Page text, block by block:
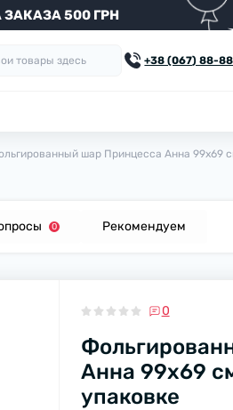
500 ГРН
+38 (067) 88-
шар Принцесса Анна 99х69
0 Рекомендуем
0
Анна 99х69
упаковке